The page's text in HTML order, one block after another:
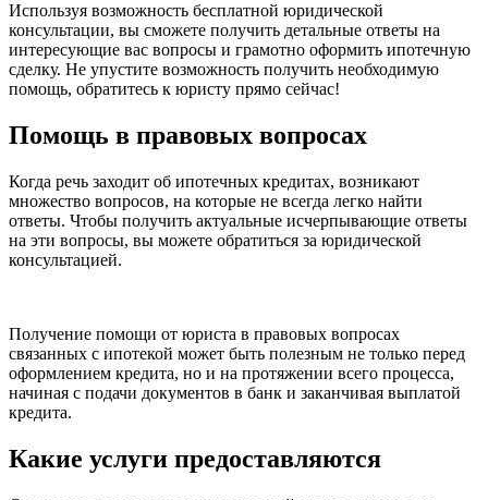
Используя возможность бесплатной юридической
консультации, вы сможете получить детальные ответы на
интересующие вас вопросы и грамотно оформить ипотечную
сделку. Не упустите возможность получить необходимую
помощь, обратитесь к юристу прямо сейчас!
Помощь в правовых вопросах
Когда речь заходит об ипотечных кредитах, возникают
множество вопросов, на которые не всегда легко найти
ответы. Чтобы получить актуальные исчерпывающие ответы
на эти вопросы, вы можете обратиться за юридической
консультацией.
Получение помощи от юриста в правовых вопросах
связанных с ипотекой может быть полезным не только перед
оформлением кредита, но и на протяжении всего процесса,
начиная с подачи документов в банк и заканчивая выплатой
кредита.
Какие услуги предоставляются